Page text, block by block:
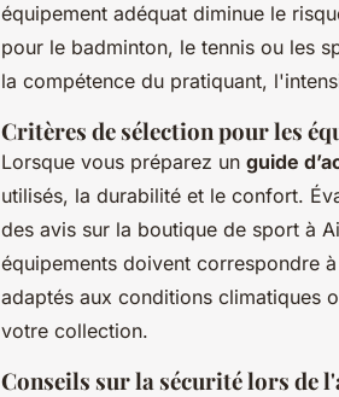
équipement adéquat diminue le
pour le badminton, le tennis ou les
la compétence du pratiquant,
Critères de sélection pour les
Lorsque vous préparez un guide
utilisés, la durabilité et le confort.
des avis sur la boutique de sport à
équipements doivent correspondre
adaptés aux conditions climatiques
votre collection.
Conseils sur la sécurité lors de